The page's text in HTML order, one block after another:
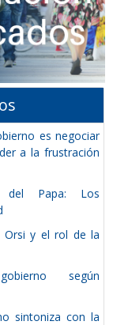
es negociar
a la frustración
Papa: Los
Orsi y el rol de la
según
sintoniza con la